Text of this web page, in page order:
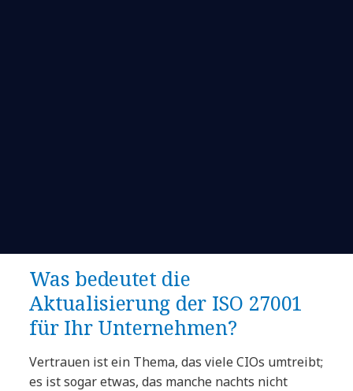
Was bedeutet die
Aktualisierung der ISO 27001
für Ihr Unternehmen?
Vertrauen ist ein Thema, das viele CIOs umtreibt;
es ist sogar etwas, das manche nachts nicht